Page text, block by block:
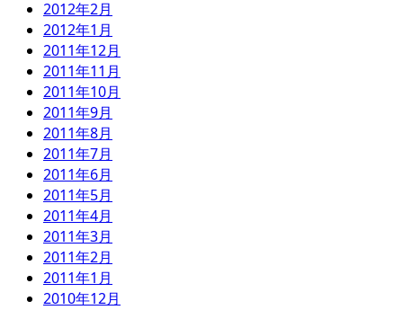
2012年2月
2012年1月
2011年12月
2011年11月
2011年10月
2011年9月
2011年8月
2011年7月
2011年6月
2011年5月
2011年4月
2011年3月
2011年2月
2011年1月
2010年12月